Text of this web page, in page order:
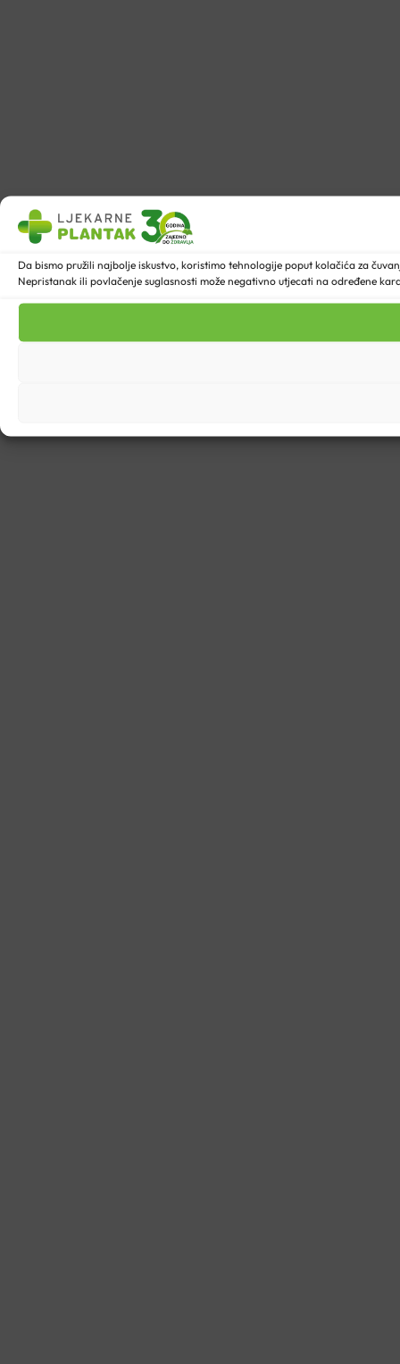
Da bismo pružili najbolje iskustvo, koristimo tehnologije poput kolačića za
Nepristanak ili povlačenje suglasnosti može negativno utjecati na određene